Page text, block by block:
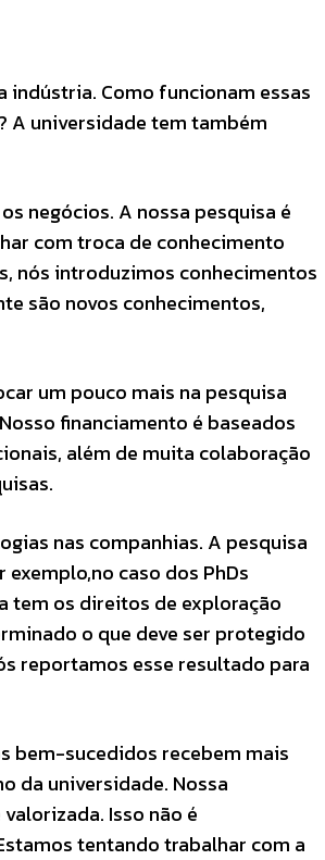
indústria. Como funcionam essas
A universidade tem também
negócios. A nossa pesquisa é
com troca de conhecimento
nós introduzimos conhecimentos
são novos conhecimentos,
um pouco mais na pesquisa
financiamento é baseados
além de muita colaboração
nas companhias. A pesquisa
caso dos PhDs
tem os direitos de exploração
o que deve ser protegido
reportamos esse resultado para
bem-sucedidos recebem mais
da universidade. Nossa
Isso não é
tentando trabalhar com a